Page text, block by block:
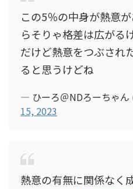
この5％の中身が熱意
らそりゃ格差は広がる
だけど熱意をつぶされ
ると思うけどね
— ひーろ＠NDろーちゃ
15, 2023
熱意の有無に関係なく